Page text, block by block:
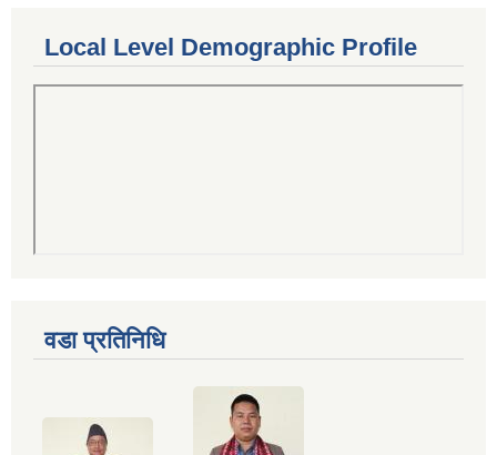
Local Level Demographic Profile
वडा प्रतिनिधि